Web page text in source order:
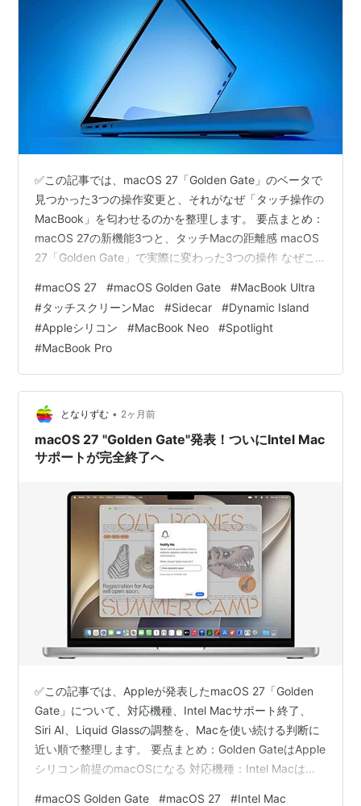
✅この記事では、macOS 27「Golden Gate」のベータで
見つかった3つの操作変更と、それがなぜ「タッチ操作の
MacBook」を匂わせるのかを整理します。 要点まとめ：
macOS 27の新機能3つと、タッチMacの距離感 macOS
27「Golden Gate」で実際に変わった3つの操作 なぜこ
Macの切り捨てと、増えていくMacの名前 海外の反応：
タッチ対応より「非タッチ版を残してほしい」 ひとこ
と：タッチMacより、Sidecarの地ならしのほうが気にな
る まとめ：操作の変化は確定、タッチMacはまだ推測 ど
うも、…
#macOS 27 #macOS Golden Gate #MacBook Ultra
#タッチスクリーンMac #Sidecar #Dynamic Island
#Appleシリコン #MacBook Neo #Spotlight
#MacBook Pro
となりずむ • 2ヶ月前
macOS 27 "Golden Gate"発表！ついにIntel Mac
サポートが完全終了へ
✅この記事では、Appleが発表したmacOS 27「Golden
Gate」について、対応機種、Intel Macサポート終了、
Siri AI、Liquid Glassの調整を、Macを使い続ける判断に
近い順で整理します。 要点まとめ：Golden GateはApple
シリコン前提のmacOSになる 対応機種：Intel Macはこ
#macOS Golden Gate #macOS 27 #Intel Mac